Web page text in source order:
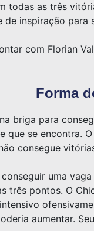
todas as três
inspiração para
com Florian
Forma
briga para
que se encontra.
consegue
uma
três pontos. O
aumentar.